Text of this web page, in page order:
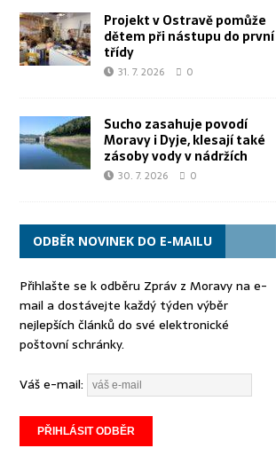
Projekt v Ostravě pomůže
dětem při nástupu do první
třídy
31. 7. 2026 0
Sucho zasahuje povodí
Moravy i Dyje, klesají také
zásoby vody v nádržích
30. 7. 2026 0
ODBĚR NOVINEK DO E-MAILU
Přihlašte se k odběru Zpráv z Moravy na e-
mail a dostávejte každý týden výběr
nejlepších článků do své elektronické
poštovní schránky.
Váš e-mail: